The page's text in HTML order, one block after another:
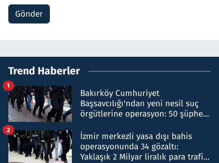
Gönder
Trend Haberler
Bakırköy Cumhuriyet
Başsavcılığı'ndan yeni nesil suç
örgütlerine operasyon: 50 şüpheli
1
İzmir merkezli yasa dışı bahis
operasyonunda 34 gözaltı:
Yaklaşık 2 Milyar liralık para trafiği
2